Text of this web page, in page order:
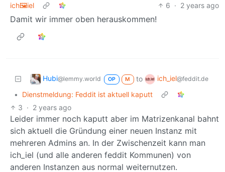
ich🖼️iel
6 · 2 years ago
Damit wir immer oben herauskommen!
Hubi@lemmy.world OP M to ich_iel@feddit.de
•
Dienstmeldung: Feddit ist aktuell kaputt
3 · 2 years ago
Leider immer noch kaputt aber im Matrizenkanal bahnt
sich aktuell die Gründung einer neuen Instanz mit
mehreren Admins an. In der Zwischenzeit kann man
ich_iel (und alle anderen feddit Kommunen) von
anderen Instanzen aus normal weiternutzen.